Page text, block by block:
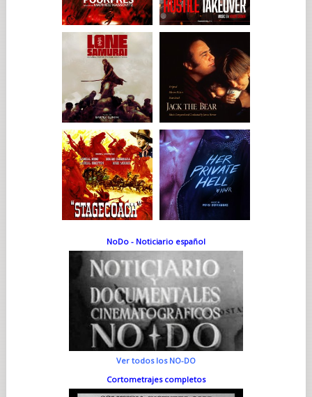
NoDo - Noticiario español
Ver todos los NO-DO
Cortometrajes completos